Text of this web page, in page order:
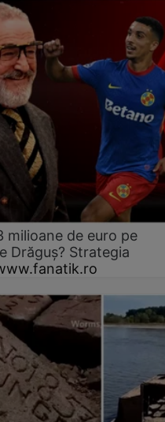
milioane de euro pe
Drăguș? Strategia